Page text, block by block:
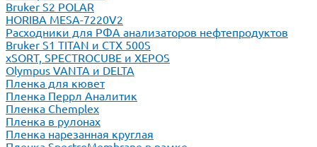
Bruker S2 POLAR
HORIBA MESA-7220V2
Расходники для РФА анализаторов нефтепродуктов
Bruker S1 TITAN и CTX 500S
xSORT, SPECTROCUBE и XEPOS
Olympus VANTA и DELTA
Пленка для кювет
Пленка Перрл Аналитик
Пленка Chemplex
Пленка в рулонах
Пленка нарезанная круглая